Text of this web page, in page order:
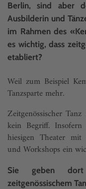
Berlin, sind aber
Ausbilderin und
im Rahmen des
es wichtig, dass
etabliert?
Weil zum Beispiel
Tanzsparte mehr.
Zeitgenössischer
kein Begriff.
hiesigen Theater mit
und Workshops ein
Sie geben
zeitgenössischem